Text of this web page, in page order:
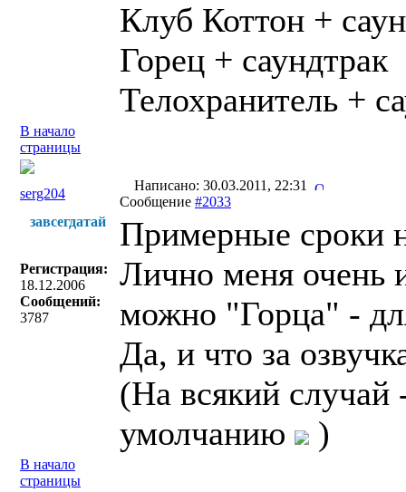
Клуб Коттон +
Горец + саундтрак
Телохранитель +
В начало
страницы
serg204
Написано: 30.03.2011, 22:31
Сообщение #2033
завсегдатай
Регистрация:
18.12.2006
Сообщений:
3787
Примерные сроки
Лично меня очень
можно "Горца" -
Да, и что за
(На всякий
умолчанию
)
В начало
страницы